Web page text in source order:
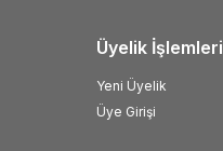
Üyelik İşlemleri
Yeni Üyelik
Üye Girişi